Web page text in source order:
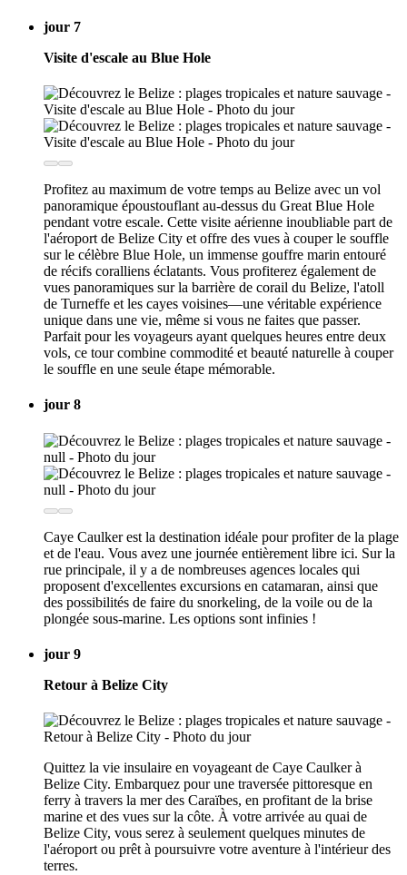
jour 7
Visite d'escale au Blue Hole
Profitez au maximum de votre temps au Belize avec un vol
panoramique époustouflant au-dessus du Great Blue Hole
pendant votre escale. Cette visite aérienne inoubliable part de
l'aéroport de Belize City et offre des vues à couper le souffle
sur le célèbre Blue Hole, un immense gouffre marin entouré
de récifs coralliens éclatants. Vous profiterez également de
vues panoramiques sur la barrière de corail du Belize, l'atoll
de Turneffe et les cayes voisines—une véritable expérience
unique dans une vie, même si vous ne faites que passer.
Parfait pour les voyageurs ayant quelques heures entre deux
vols, ce tour combine commodité et beauté naturelle à couper
le souffle en une seule étape mémorable.
jour 8
Caye Caulker est la destination idéale pour profiter de la plage
et de l'eau. Vous avez une journée entièrement libre ici. Sur la
rue principale, il y a de nombreuses agences locales qui
proposent d'excellentes excursions en catamaran, ainsi que
des possibilités de faire du snorkeling, de la voile ou de la
plongée sous-marine. Les options sont infinies !
jour 9
Retour à Belize City
Quittez la vie insulaire en voyageant de Caye Caulker à
Belize City. Embarquez pour une traversée pittoresque en
ferry à travers la mer des Caraïbes, en profitant de la brise
marine et des vues sur la côte. À votre arrivée au quai de
Belize City, vous serez à seulement quelques minutes de
l'aéroport ou prêt à poursuivre votre aventure à l'intérieur des
terres.